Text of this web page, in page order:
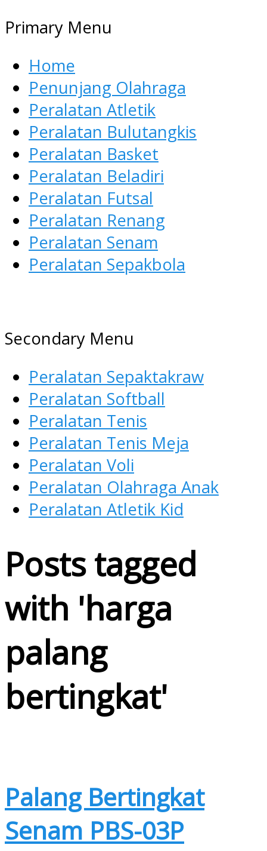
Primary Menu
Home
Penunjang Olahraga
Peralatan Atletik
Peralatan Bulutangkis
Peralatan Basket
Peralatan Beladiri
Peralatan Futsal
Peralatan Renang
Peralatan Senam
Peralatan Sepakbola
AGEN ALAT OLAHRAGA
Menyediakan Alat Olahraga
Secondary Menu
Peralatan Sepaktakraw
Peralatan Softball
Peralatan Tenis
Peralatan Tenis Meja
Peralatan Voli
Peralatan Olahraga Anak
Peralatan Atletik Kid
Posts tagged
with 'harga
palang
bertingkat'
Palang Bertingkat
Senam PBS-03P